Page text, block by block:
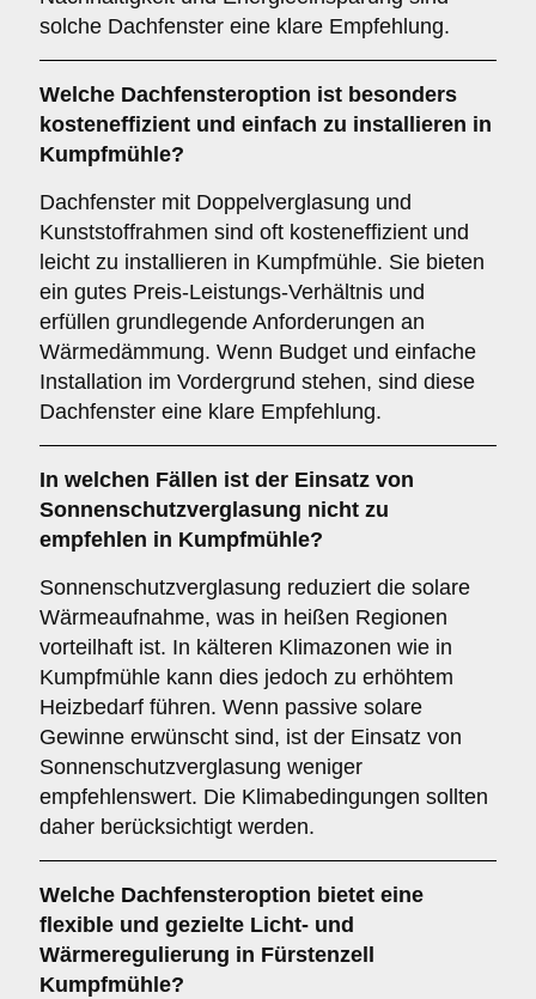
solche Dachfenster eine klare Empfehlung.
Welche Dachfensteroption ist besonders
kosteneffizient und einfach zu installieren in
Kumpfmühle?
Dachfenster mit Doppelverglasung und
Kunststoffrahmen sind oft kosteneffizient und
leicht zu installieren in Kumpfmühle. Sie bieten
ein gutes Preis-Leistungs-Verhältnis und
erfüllen grundlegende Anforderungen an
Wärmedämmung. Wenn Budget und einfache
Installation im Vordergrund stehen, sind diese
Dachfenster eine klare Empfehlung.
In welchen Fällen ist der Einsatz von
Sonnenschutzverglasung nicht zu
empfehlen in Kumpfmühle?
Sonnenschutzverglasung reduziert die solare
Wärmeaufnahme, was in heißen Regionen
vorteilhaft ist. In kälteren Klimazonen wie in
Kumpfmühle kann dies jedoch zu erhöhtem
Heizbedarf führen. Wenn passive solare
Gewinne erwünscht sind, ist der Einsatz von
Sonnenschutzverglasung weniger
empfehlenswert. Die Klimabedingungen sollten
daher berücksichtigt werden.
Welche Dachfensteroption bietet eine
flexible und gezielte Licht- und
Wärmeregulierung in Fürstenzell
Kumpfmühle?